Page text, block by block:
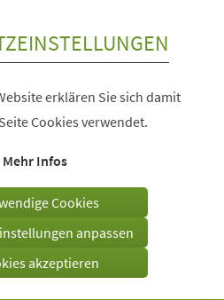
erklären Sie sich damit
Cookies verwendet.
Mehr Infos
Cookies
anpassen
akzeptieren